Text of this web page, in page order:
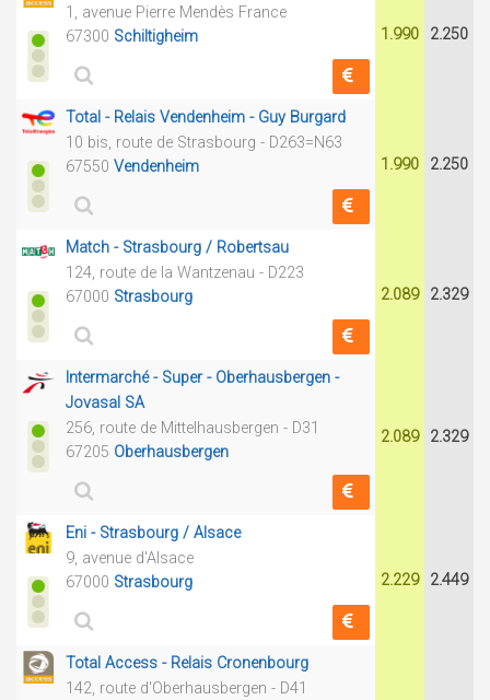
1, avenue Pierre Mendès France
67300 Schiltigheim 1.990 2.250
Total - Relais Vendenheim - Guy Burgard
10 bis, route de Strasbourg - D263=N63
67550 Vendenheim 1.990 2.250
Match - Strasbourg / Robertsau
124, route de la Wantzenau - D223
67000 Strasbourg 2.089 2.329
Intermarché - Super - Oberhausbergen -
Jovasal SA
256, route de Mittelhausbergen - D31
67205 Oberhausbergen
2.089 2.329
Eni - Strasbourg / Alsace
9, avenue d'Alsace
67000 Strasbourg 2.229 2.449
Total Access - Relais Cronenbourg
142, route d'Oberhausbergen - D41